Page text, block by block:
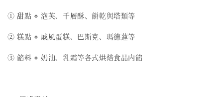
① 甜點 ⋄ 泡芙、千層酥、餅乾與塔類等
② 糕點 ⋄ 戚風蛋糕、巴斯克、瑪德蓮等
③ 餡料 ⋄ 奶油、乳霜等各式烘焙食品内餡